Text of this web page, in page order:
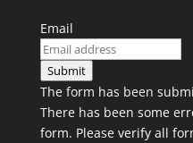
Email
Submit
The form has been
There has been some
form. Please verify all